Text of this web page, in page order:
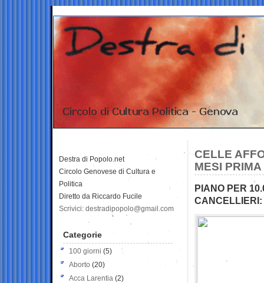
CELLE
MESI PRIMA
PIANO PER
CANCELLIERI:
Destra di Popolo.net
Circolo Genovese di Cultura e
Politica
Diretto da Riccardo Fucile
Scrivici: destradipopolo@gmail.com
Categorie
100 giorni (5)
Aborto (20)
Acca Larentia (2)